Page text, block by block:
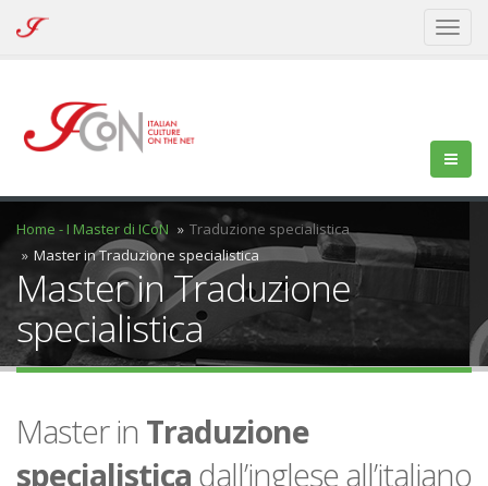
ICoN
On
the
Net
Home - I Master di ICoN
Traduzione specialistica
Master in Traduzione specialistica
Master in Traduzione
specialistica
Master in Traduzione
specialistica dall’inglese all’italiano